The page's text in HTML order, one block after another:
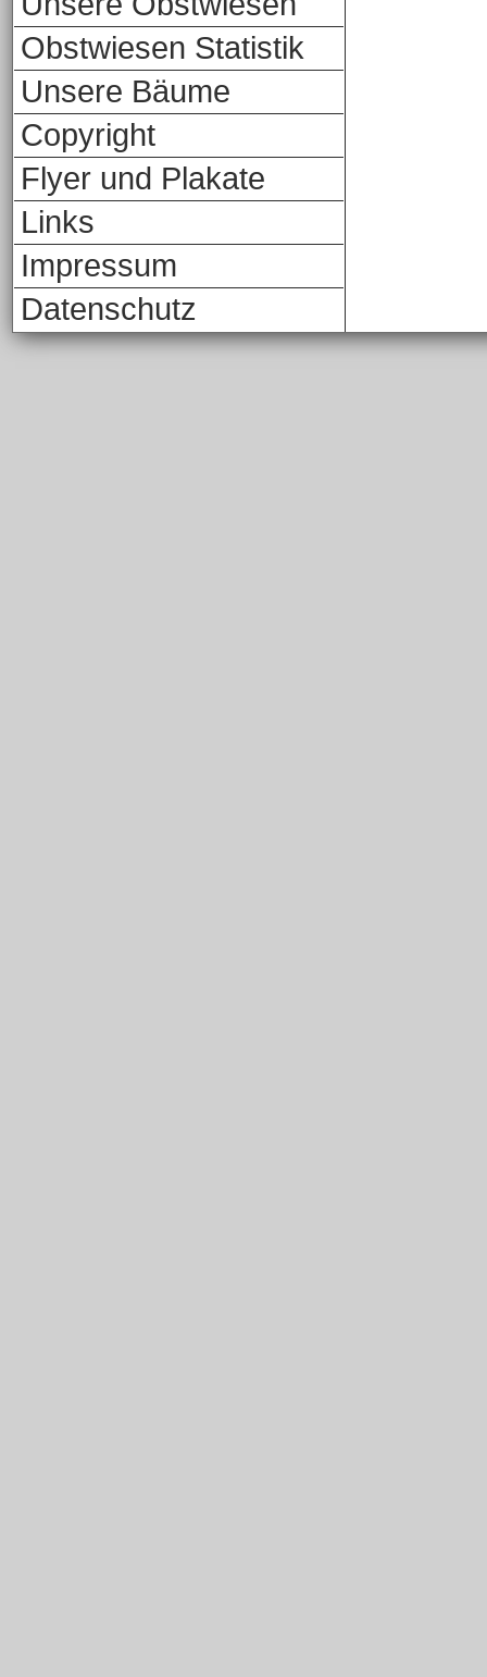
Obstwiesen Statistik
Unsere Bäume
Copyright
Flyer und Plakate
Links
Impressum
Datenschutz